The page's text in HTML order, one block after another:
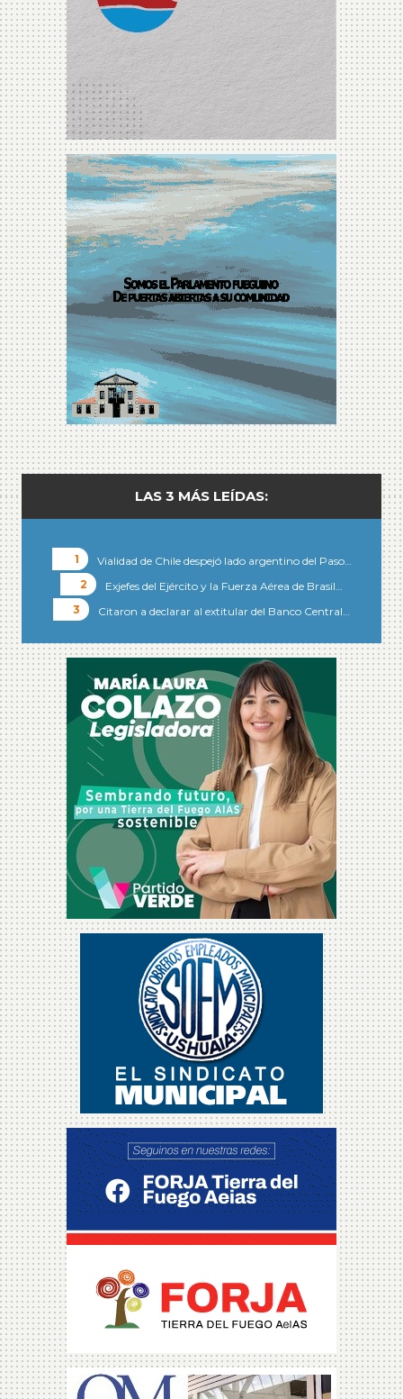
LAS 3 MÁS LEÍDAS:
Vialidad de Chile despejó lado argentino del Paso…
Exjefes del Ejército y la Fuerza Aérea de Brasil…
Citaron a declarar al extitular del Banco Central…